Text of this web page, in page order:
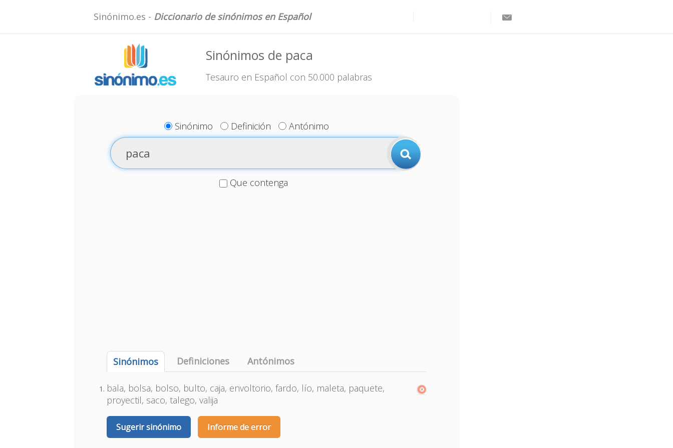
Sinónimo.es - Diccionario de sinónimos en Español
Sinónimos de paca
Tesauro en Español con 50.000 palabras
Sinónimo Definición Antónimo
Que contenga
Sinónimos Definiciones Antónimos
bala, bolsa, bolso, bulto, caja, envoltorio, fardo, lío, maleta, paquete,
proyectil, saco, talego, valija
Sugerir sinónimo Informe de error